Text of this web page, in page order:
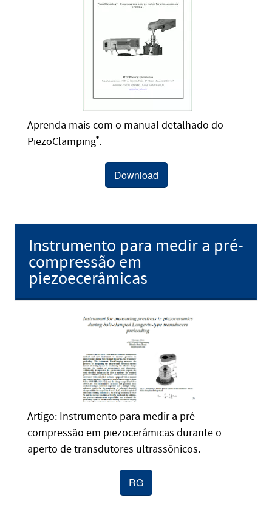
Aprenda mais com o manual detalhado do
PiezoClamping®.
Download
Instrumento para medir a pré-
compressão em
piezoecerâmicas
Artigo: Instrumento para medir a pré-
compressão em piezocerâmicas durante o
aperto de transdutores ultrassônicos.
RG